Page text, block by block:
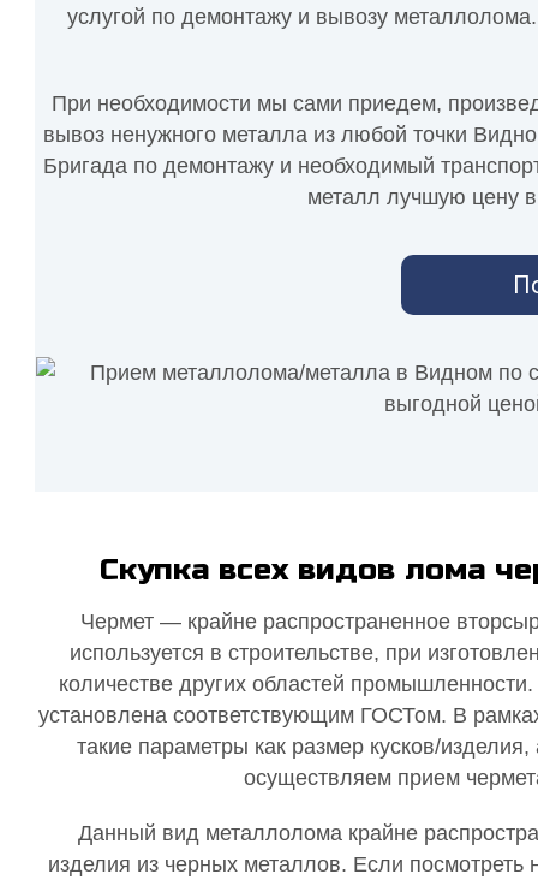
услугой по демонтажу и вывозу
При необходимости мы сами приедем,
вывоз ненужного металла из любой точки
Бригада по демонтажу и необходимый
металл лучшую цену
Скупка всех видов лома
Чермет — крайне распространенное
используется в строительстве, при
количестве других областей
установлена соответствующим ГОСТом. В
такие параметры как размер кусков/
осуществляем прием
Данный вид металлолома крайне
изделия из черных металлов. Если